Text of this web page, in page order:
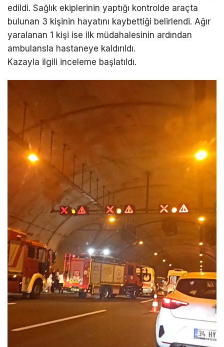
edildi. Sağlık ekiplerinin yaptığı kontrolde araçta
bulunan 3 kişinin hayatını kaybettiği belirlendi. Ağır
yaralanan 1 kişi ise ilk müdahalesinin ardından
ambulansla hastaneye kaldırıldı.
Kazayla ilgili inceleme başlatıldı.